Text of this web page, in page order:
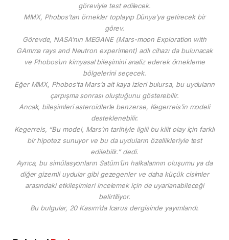
göreviyle test edilecek.
MMX, Phobos’tan örnekler toplayıp Dünya’ya getirecek bir
görev.
Görevde, NASA’nın MEGANE (Mars-moon Exploration with
GAmma rays and Neutron experiment) adlı cihazı da bulunacak
ve Phobos’un kimyasal bileşimini analiz ederek örnekleme
bölgelerini seçecek.
Eğer MMX, Phobos’ta Mars’a ait kaya izleri bulursa, bu uyduların
çarpışma sonrası oluştuğunu gösterebilir.
Ancak, bileşimleri asteroidlerle benzerse, Kegerreis’in modeli
desteklenebilir.
Kegerreis, “Bu model, Mars’ın tarihiyle ilgili bu kilit olay için farklı
bir hipotez sunuyor ve bu da uyduların özellikleriyle test
edilebilir.” dedi.
Ayrıca, bu simülasyonların Satürn’ün halkalarının oluşumu ya da
diğer gizemli uydular gibi gezegenler ve daha küçük cisimler
arasındaki etkileşimleri incelemek için de uyarlanabileceği
belirtiliyor.
Bu bulgular, 20 Kasım’da Icarus dergisinde yayımlandı.